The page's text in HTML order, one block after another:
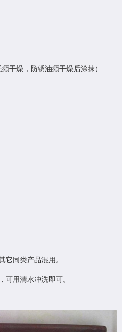
干燥，防锈油须干燥后涂抹）
它同类产品混用。
可用清水冲洗即可。